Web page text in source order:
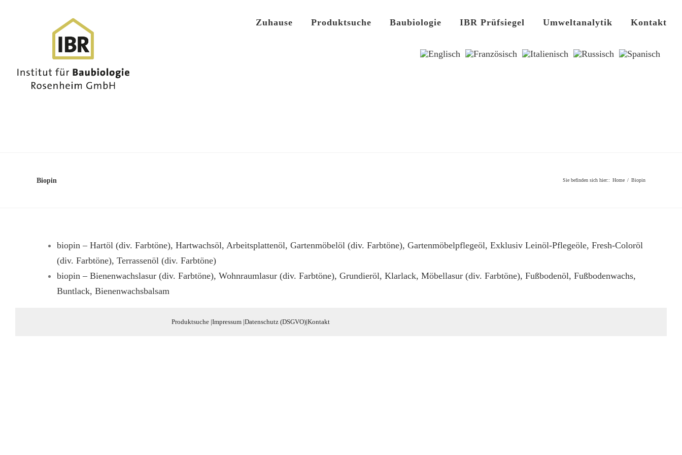
Zuhause Produktsuche Baubiologie IBR Prüfsiegel Umweltanalytik Kontakt
Biopin Sie befinden sich hier:: Home / Biopin
biopin – Hartöl (div. Farbtöne), Hartwachsöl, Arbeitsplattenöl, Gartenmöbelöl (div. Farbtöne), Gartenmöbelpflegeöl, Exklusiv Leinöl-Pflegeöle, Fresh-Coloröl
(div. Farbtöne), Terrassenöl (div. Farbtöne)
biopin – Bienenwachslasur (div. Farbtöne), Wohnraumlasur (div. Farbtöne), Grundieröl, Klarlack, Möbellasur (div. Farbtöne), Fußbodenöl, Fußbodenwachs,
Buntlack, Bienenwachsbalsam
Produktsuche|Impressum|Datenschutz (DSGVO)|Kontakt